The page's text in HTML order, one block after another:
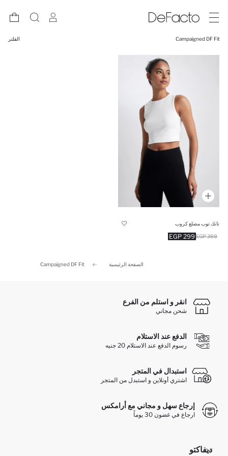
Campaigned DF Fit الفلتر
تانك توب مضلع كروب
299 EGP 399 EGP
الصفحة الرئيسية Campaigned DF Fit
انقر و استلم من الفرع
شحن مجاني
الدفع عند الاستلام
رسوم الدفع عند الاستلام 20 جنيه
استبدال في المتجر
اشتري أونلاين و استبدل من المتجر
إرجاع سهل و مجاني مع أرامكس
ارجاع في غضون 30 يوماً
ديفاكتو